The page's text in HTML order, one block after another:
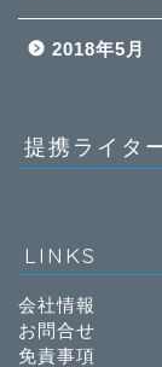
2018年5月
提携ライタ
LINKS
会社情報
お問合せ
免責事項